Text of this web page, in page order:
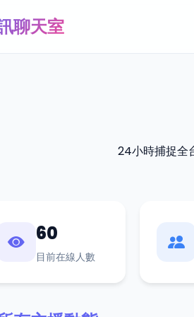
聊天室
24小時捕捉全
60
目前在線人數